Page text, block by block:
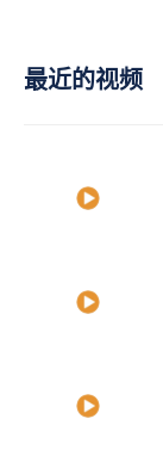
最近的视频